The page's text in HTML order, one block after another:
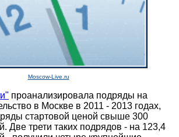
Moscow-Live.ru
проанализировала подряды на
в Москве в 2011 - 2013 годах,
стартовой ценой свыше 300
Две трети таких подрядов - на 123,4